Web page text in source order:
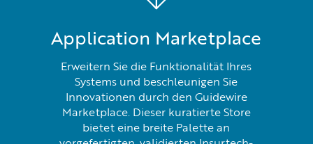
Application Marketplace
Erweitern Sie die Funktionalität Ihres
Systems und beschleunigen Sie
Innovationen durch den Guidewire
Marketplace. Dieser kuratierte Store
bietet eine breite Palette an